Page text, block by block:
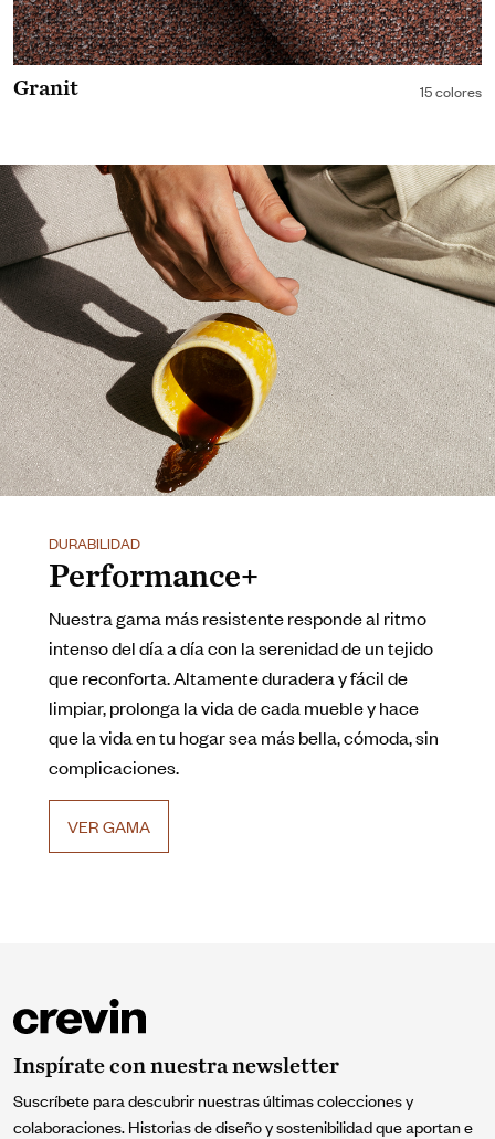
Granit 15 colores
DURABILIDAD
Performance+
Nuestra gama más resistente responde al ritmo
intenso del día a día con la serenidad de un tejido
que reconforta. Altamente duradera y fácil de
limpiar, prolonga la vida de cada mueble y hace
que la vida en tu hogar sea más bella, cómoda, sin
complicaciones.
VER GAMA
Inspírate con nuestra newsletter
Suscríbete para descubrir nuestras últimas colecciones y
colaboraciones. Historias de diseño y sostenibilidad que aportan e